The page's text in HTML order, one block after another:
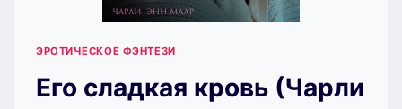
ЭРОТИЧЕСКОЕ ФЭНТЕЗИ
Его сладкая кровь (Чарли